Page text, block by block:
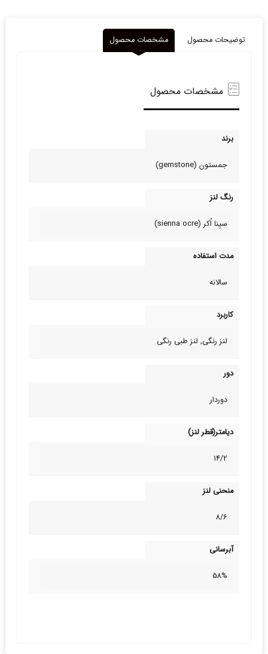
توضیحات محصول مشخصات محصول
مشخصات محصول
برند
جمستون (gemstone)
رنگ لنز
سیِنا اُکر (sienna ocre)
مدت استفاده
سالانه
کاربرد
لنز رنگی, لنز طبی‌ رنگی
دور
دوردار
دیامتر(قطر لنز)
14/2
منحنی لنز
8/6
آبرسانی
58%